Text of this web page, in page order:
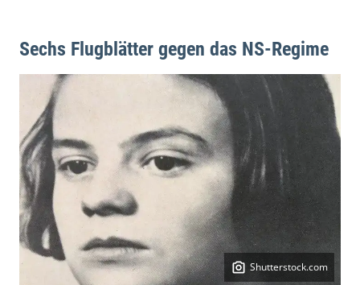
Sechs Flugblätter gegen das NS-Regime
Shutterstock.com